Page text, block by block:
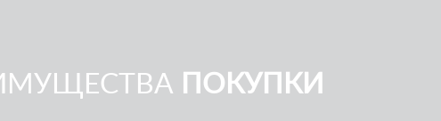
ПОКУПКИ